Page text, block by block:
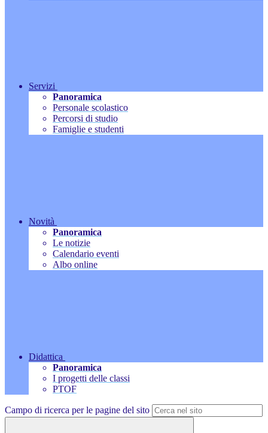
Servizi
Panoramica
Personale scolastico
Percorsi di studio
Famiglie e studenti
Novità
Panoramica
Le notizie
Calendario eventi
Albo online
Didattica
Panoramica
I progetti delle classi
PTOF
Campo di ricerca per le pagine del sito